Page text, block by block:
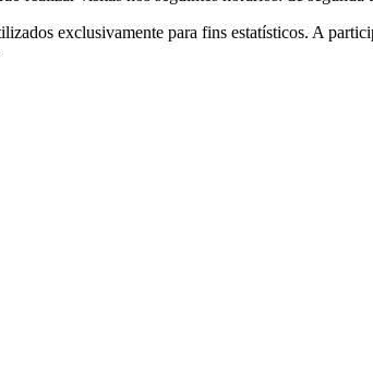
exclusivamente para fins estatísticos. A